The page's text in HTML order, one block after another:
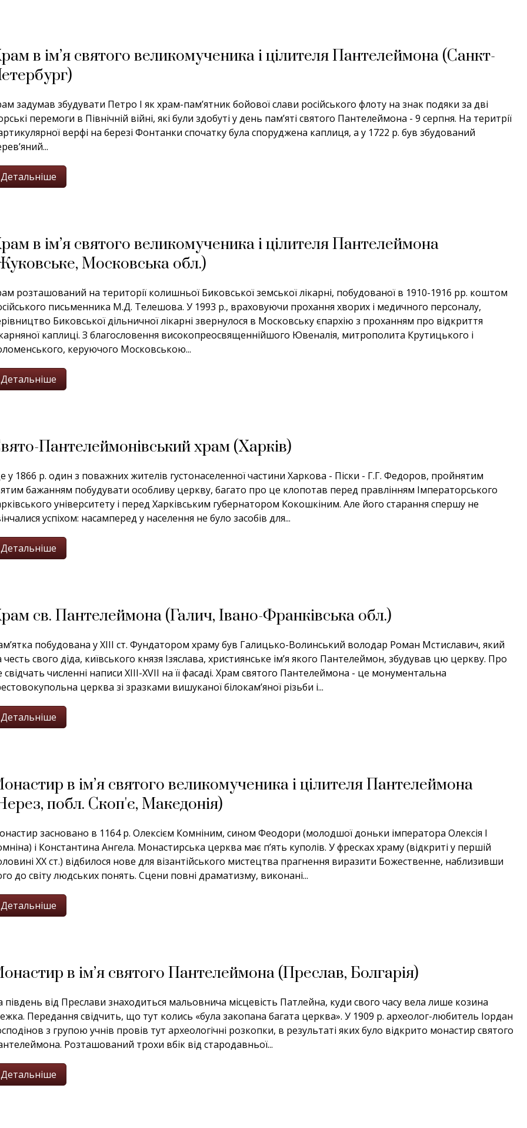
в ім’я святого великомученика і цілителя Пантелеймона (Санкт-
задумав збудувати Петро І як храм-пам’ятник бойової слави російського флоту на знак подяки за дві
перемоги в Північній війні, які були здобуті у день пам’яті святого Пантелеймона - 9 серпня. На теритрії
верфі на березі Фонтанки спочатку була споруджена каплиця, а у 1722 р. був збудований
Детальніше
в ім’я святого великомученика і цілителя Пантелеймона
Московська обл.)
розташований на території колишньої Биковської земської лікарні, побудованої в 1910-1916 рр. коштом
письменника М.Д. Телешова. У 1993 р., враховуючи прохання хворих і медичного персоналу,
Биковської дільничної лікарні звернулося в Московську єпархію з проханням про відкриття
каплиці. З благословення високопреосвященнійшого Ювеналія, митрополита Крутицького і
керуючого Московською...
Детальніше
Пантелеймонівський храм (Харків)
у 1866 р. один з поважних жителів густонаселенної частини Харкова - Піски - Г.Г. Федоров, пройнятим
бажанням побудувати особливу церкву, багато про це клопотав перед правлінням Імператорського
університету і перед Харківським губернатором Кокошкіним. Але його старання спершу не
успіхом: насамперед у населення не було засобів для...
Детальніше
св. Пантелеймона (Галич, Івано-Франківська обл.)
побудована у ХІІІ ст. Фундатором храму був Галицько-Волинський володар Роман Мстиславич, який
честь свого діда, київського князя Ізяслава, християнське ім’я якого Пантелеймон, збудував цю церкву. Про
свідчать численні написи ХІІІ-ХVІІ на її фасаді. Храм святого Пантелеймона - це монументальна
церква зі зразками вишуканої білокам’яної різьби і...
Детальніше
в ім’я святого великомученика і цілителя Пантелеймона
побл. Скоп'є, Македонія)
засновано в 1164 р. Олексієм Комніним, сином Феодори (молодшої доньки імператора Олексія І
і Константина Ангела. Монастирська церква має п’ять куполів. У фресках храму (відкриті у першій
ХХ ст.) відбилося нове для візантійського мистецтва прагнення виразити Божественне, наблизивши
до світу людських понять. Сцени повні драматизму, виконані...
Детальніше
в ім’я святого Пантелеймона (Преслав, Болгарія)
південь від Преслави знаходиться мальовнича місцевість Патлейна, куди свого часу вела лише козина
Передання свідчить, що тут колись «була закопана багата церква». У 1909 р. археолог-любитель Іордан
з групою учнів провів тут археологічні розкопки, в результаті яких було відкрито монастир святого
Розташований трохи вбік від стародавньої...
Детальніше